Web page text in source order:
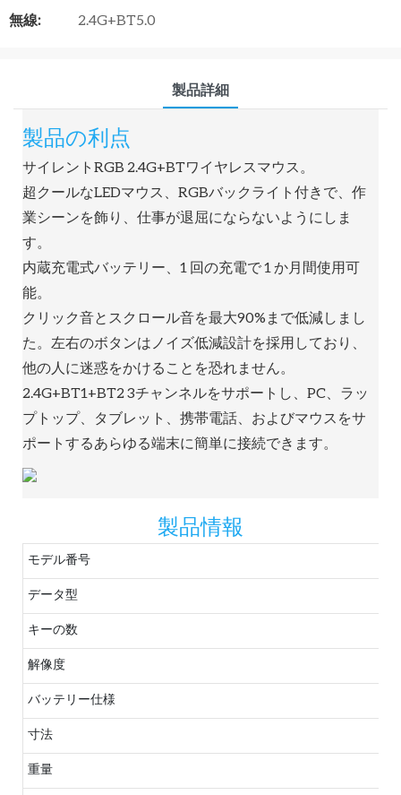
無線:
2.4G+BT5.0
製品詳細
製品の利点
サイレントRGB 2.4G+BTワイヤレスマウス。
超クールなLEDマウス、RGBバックライト付きで、作
業シーンを飾り、仕事が退屈にならないようにしま
す。
内蔵充電式バッテリー、1 回の充電で 1 か月間使用可
能。
クリック音とスクロール音を最大90%まで低減しまし
た。左右のボタンはノイズ低減設計を採用しており、
他の人に迷惑をかけることを恐れません。
2.4G+BT1+BT2 3チャンネルをサポートし、PC、ラッ
プトップ、タブレット、携帯電話、およびマウスをサ
ポートするあらゆる端末に簡単に接続できます。
製品情報
モデル番号
データ型
キーの数
解像度
バッテリー仕様
寸法
重量